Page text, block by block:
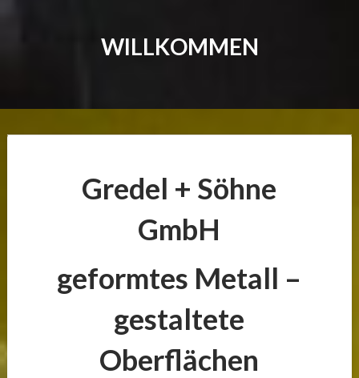
WILLKOMMEN
Gredel + Söhne
GmbH
geformtes Metall –
gestaltete
Oberflächen